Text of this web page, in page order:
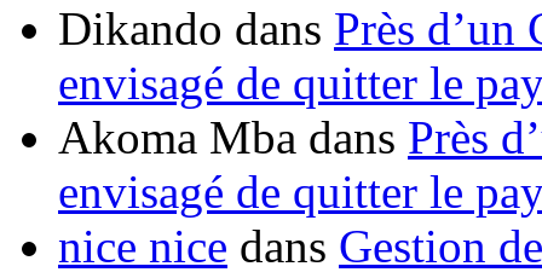
Dikando dans Près d’un
envisagé de quitter le
Akoma Mba dans Près
envisagé de quitter le
nice nice dans Gestion